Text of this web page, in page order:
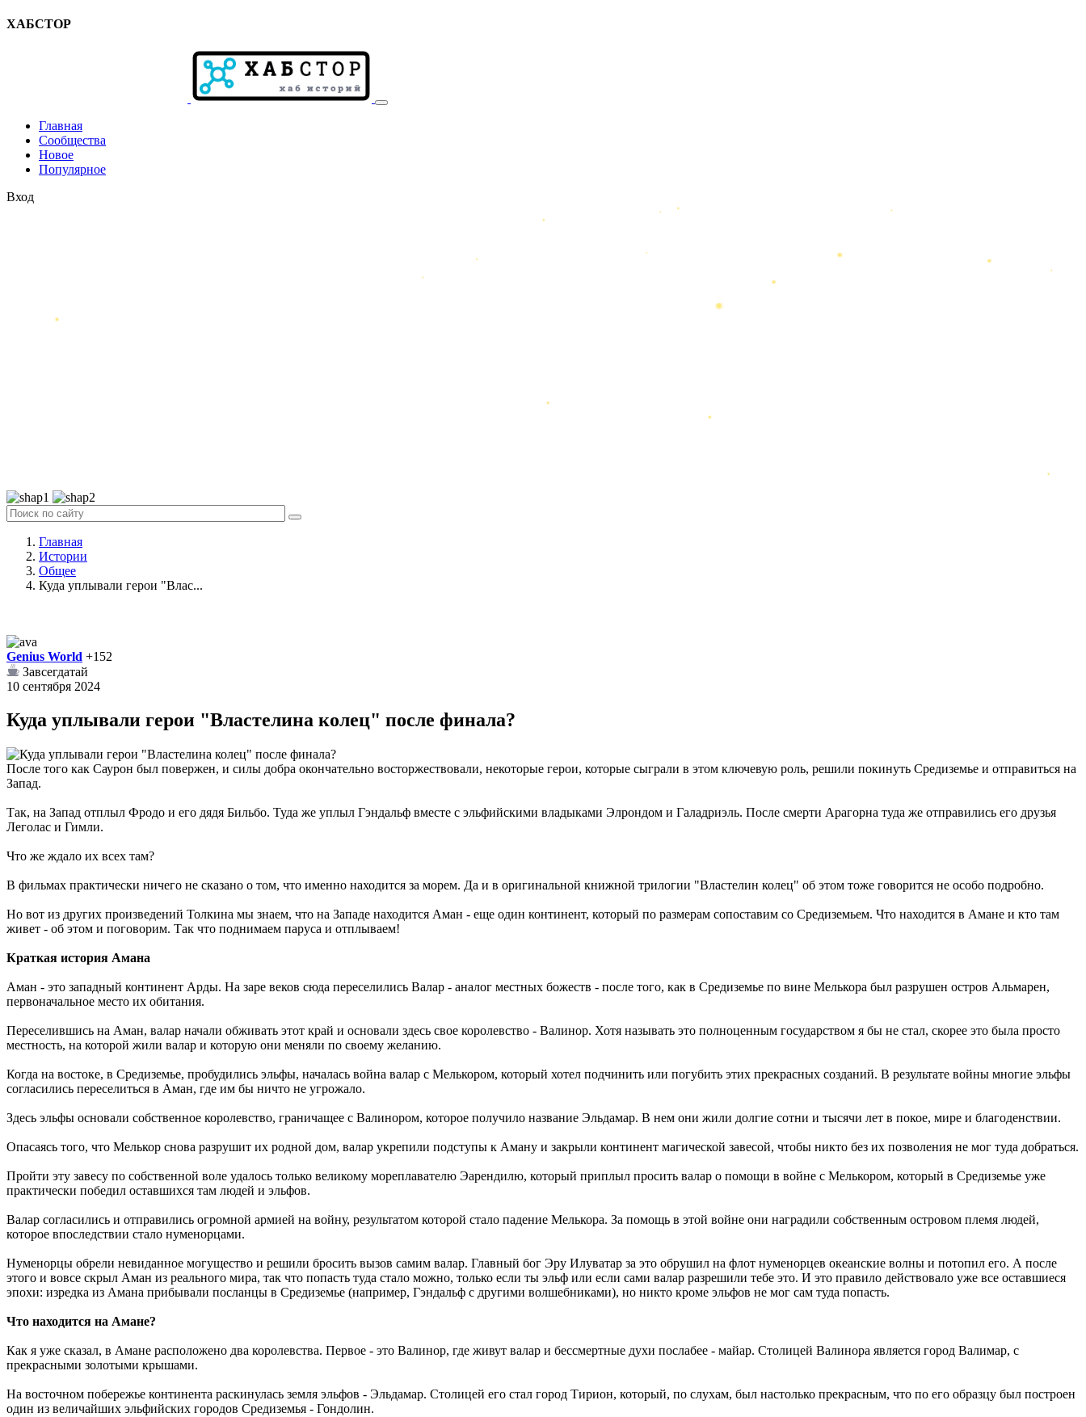
ХАБСТОР
Главная
Сообщества
Новое
Популярное
Вход
Главная
Истории
Общее
Куда уплывали герои "Влас...
Genius World +152
Завсегдатай
10 сентября 2024
Куда уплывали герои "Властелина колец" после финала?⁠⁠
После того как Саурон был повержен, и силы добра окончательно восторжествовали, некоторые герои, которые сыграли в этом ключевую роль, решили покинуть Средиземье и отправиться на
Запад.
Так, на Запад отплыл Фродо и его дядя Бильбо. Туда же уплыл Гэндальф вместе с эльфийскими владыками Элрондом и Галадриэль. После смерти Арагорна туда же отправились его друзья
Леголас и Гимли.
Что же ждало их всех там?
В фильмах практически ничего не сказано о том, что именно находится за морем. Да и в оригинальной книжной трилогии "Властелин колец" об этом тоже говорится не особо подробно.
Но вот из других произведений Толкина мы знаем, что на Западе находится Аман - еще один континент, который по размерам сопоставим со Средиземьем. Что находится в Амане и кто там
живет - об этом и поговорим. Так что поднимаем паруса и отплываем!
Краткая история Амана
Аман - это западный континент Арды. На заре веков сюда переселились Валар - аналог местных божеств - после того, как в Средиземье по вине Мелькора был разрушен остров Альмарен,
первоначальное место их обитания.
Переселившись на Аман, валар начали обживать этот край и основали здесь свое королевство - Валинор. Хотя называть это полноценным государством я бы не стал, скорее это была просто
местность, на которой жили валар и которую они меняли по своему желанию.
Когда на востоке, в Средиземье, пробудились эльфы, началась война валар с Мелькором, который хотел подчинить или погубить этих прекрасных созданий. В результате войны многие эльфы
согласились переселиться в Аман, где им бы ничто не угрожало.
Здесь эльфы основали собственное королевство, граничащее с Валинором, которое получило название Эльдамар. В нем они жили долгие сотни и тысячи лет в покое, мире и благоденствии.
Опасаясь того, что Мелькор снова разрушит их родной дом, валар укрепили подступы к Аману и закрыли континент магической завесой, чтобы никто без их позволения не мог туда добраться.
Пройти эту завесу по собственной воле удалось только великому мореплавателю Эарендилю, который приплыл просить валар о помощи в войне с Мелькором, который в Средиземье уже
практически победил оставшихся там людей и эльфов.
Валар согласились и отправились огромной армией на войну, результатом которой стало падение Мелькора. За помощь в этой войне они наградили собственным островом племя людей,
которое впоследствии стало нуменорцами.
Нуменорцы обрели невиданное могущество и решили бросить вызов самим валар. Главный бог Эру Илуватар за это обрушил на флот нуменорцев океанские волны и потопил его. А после
этого и вовсе скрыл Аман из реального мира, так что попасть туда стало можно, только если ты эльф или если сами валар разрешили тебе это. И это правило действовало уже все оставшиеся
эпохи: изредка из Амана прибывали посланцы в Средиземье (например, Гэндальф с другими волшебниками), но никто кроме эльфов не мог сам туда попасть.
Что находится на Амане?
Как я уже сказал, в Амане расположено два королевства. Первое - это Валинор, где живут валар и бессмертные духи послабее - майар. Столицей Валинора является город Валимар, с
прекрасными золотыми крышами.
На восточном побережье континента раскинулась земля эльфов - Эльдамар. Столицей его стал город Тирион, который, по слухам, был настолько прекрасным, что по его образцу был построен
один из величайших эльфийских городов Средиземья - Гондолин.